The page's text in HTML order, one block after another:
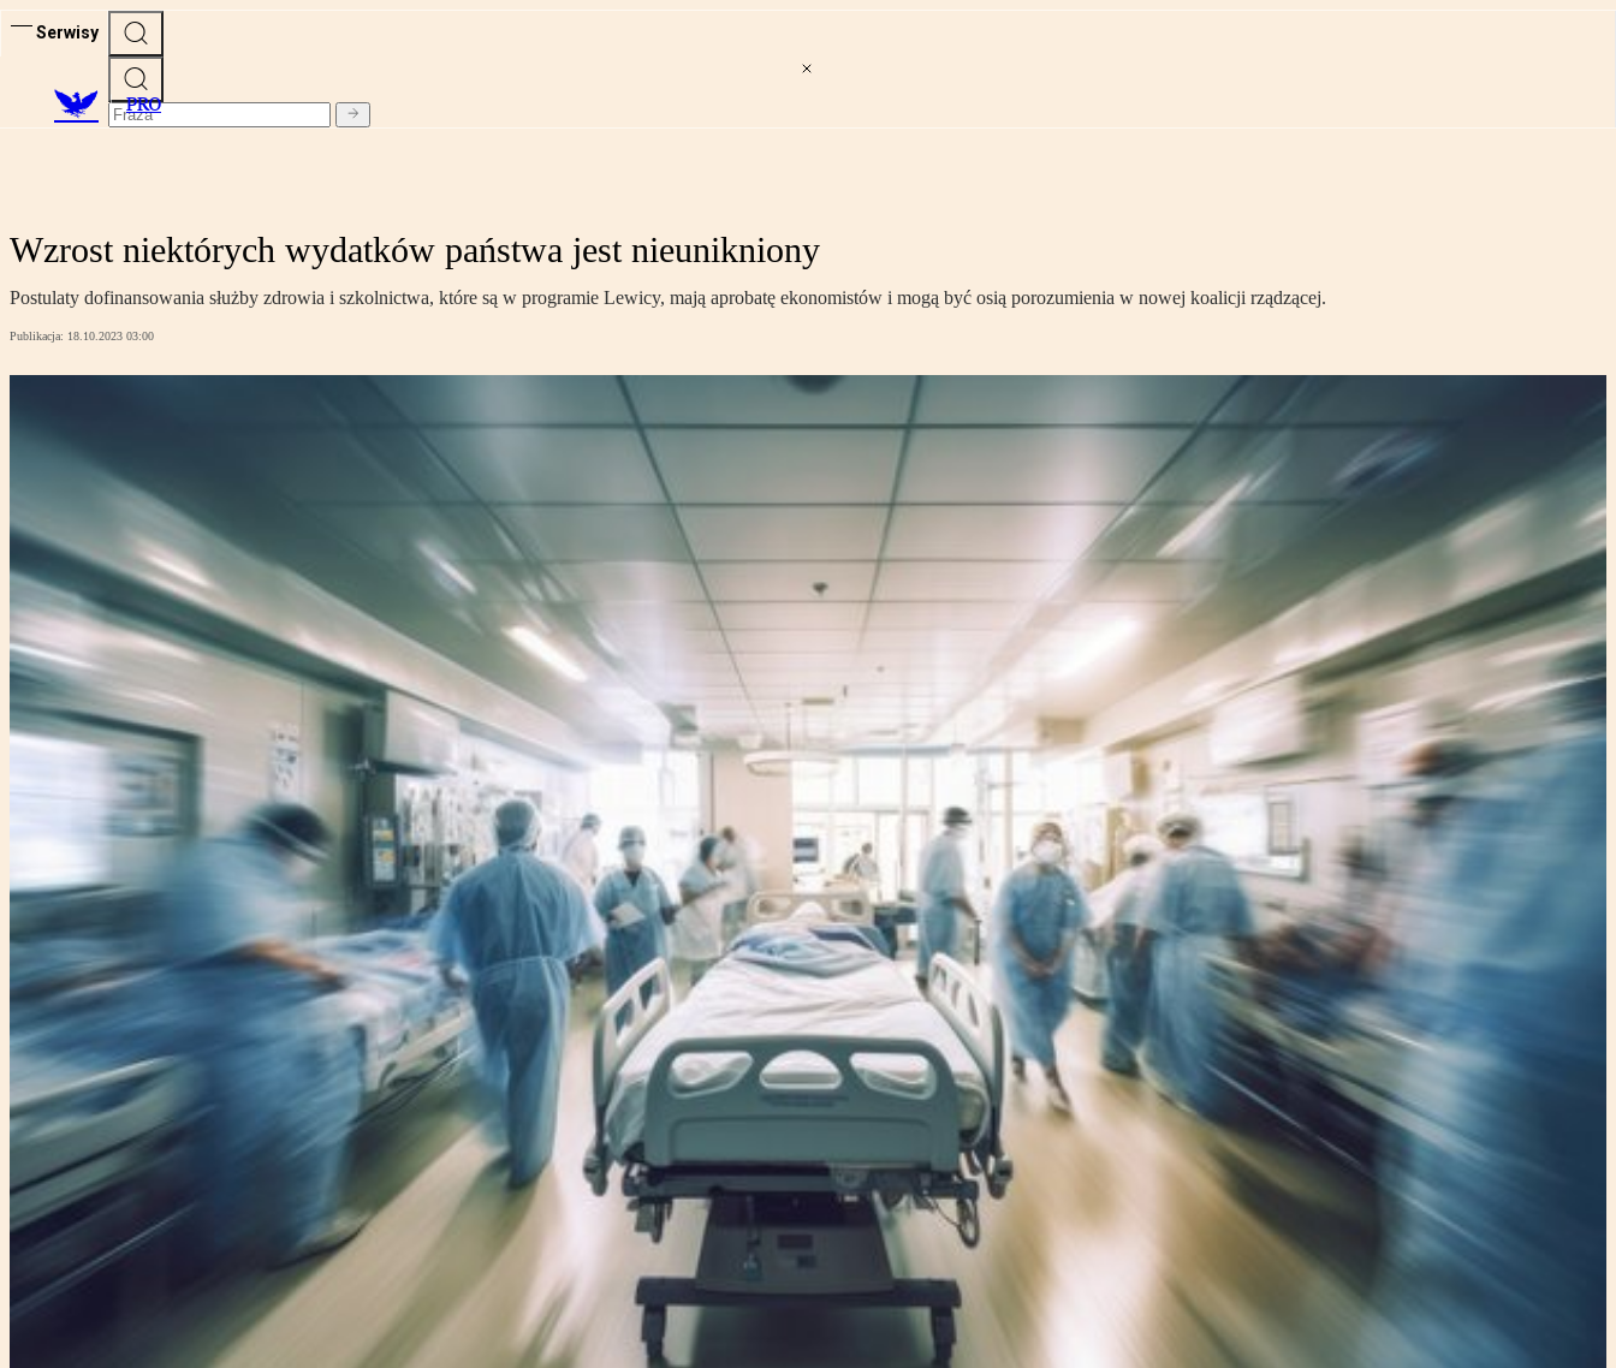
Serwisy
PRO
Wzrost niektórych wydatków państwa jest nieunikniony
Postulaty dofinansowania służby zdrowia i szkolnictwa, które są w programie Lewicy, mają aprobatę ekonomistów i mogą być osią porozumienia w nowej koalicji rządzącej.
Publikacja: 18.10.2023 03:00